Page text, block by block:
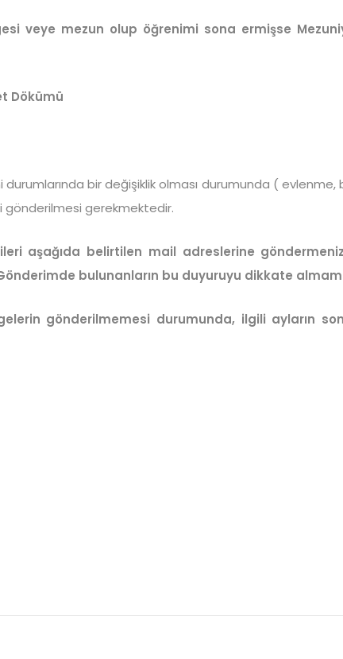
veye mezun olup öğrenimi sona ermişse
Dökümü
durumlarında bir değişiklik olması durumunda (
gönderilmesi gerekmektedir.
aşağıda belirtilen mail adreslerine
bulunanların bu duyuruyu dikkate
gönderilmemesi durumunda, ilgili ayların